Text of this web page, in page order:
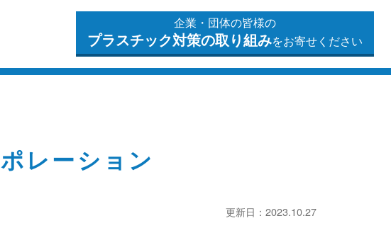
企業・団体の皆様の
プラスチック対策の取り組みをお寄せください
レーション
更新日：2023.10.27